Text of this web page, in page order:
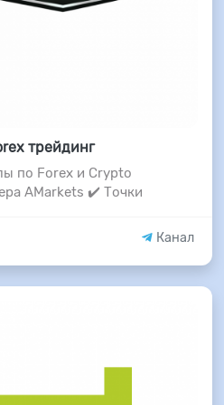
трейдинг
по Forex и Crypto
AMarkets ✔️ Точки
Канал